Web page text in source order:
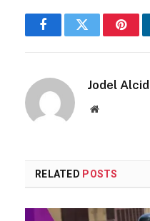
FacebookTwitter
Jodel
Website
RELATED POSTS